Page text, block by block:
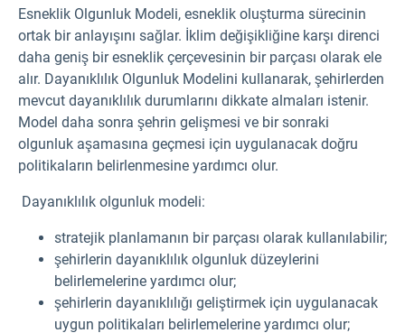
Esneklik Olgunluk Modeli, esneklik oluşturma sürecinin
ortak bir anlayışını sağlar. İklim değişikliğine karşı direnci
daha geniş bir esneklik çerçevesinin bir parçası olarak ele
alır. Dayanıklılık Olgunluk Modelini kullanarak, şehirlerden
mevcut dayanıklılık durumlarını dikkate almaları istenir.
Model daha sonra şehrin gelişmesi ve bir sonraki
olgunluk aşamasına geçmesi için uygulanacak doğru
politikaların belirlenmesine yardımcı olur.
Dayanıklılık olgunluk modeli:
stratejik planlamanın bir parçası olarak kullanılabilir;
şehirlerin dayanıklılık olgunluk düzeylerini
belirlemelerine yardımcı olur;
şehirlerin dayanıklılığı geliştirmek için uygulanacak
uygun politikaları belirlemelerine yardımcı olur;